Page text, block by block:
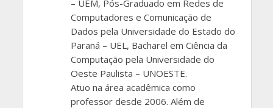
– UEM, Pós-Graduado em Redes de
Computadores e Comunicação de
Dados pela Universidade do Estado do
Paraná – UEL, Bacharel em Ciência da
Computação pela Universidade do
Oeste Paulista – UNOESTE.
Atuo na área acadêmica como
professor desde 2006. Além de